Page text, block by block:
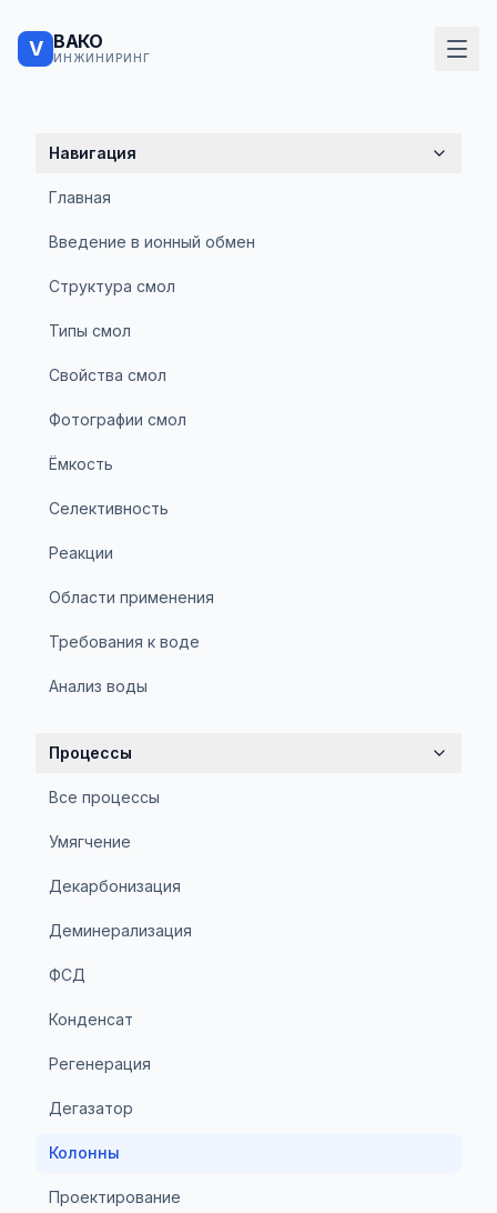
V ВАКО
ИНЖИНИРИНГ
Навигация
Главная
Введение в ионный обмен
Структура смол
Типы смол
Свойства смол
Фотографии смол
Ёмкость
Селективность
Реакции
Области применения
Требования к воде
Анализ воды
Процессы
Все процессы
Умягчение
Декарбонизация
Деминерализация
ФСД
Конденсат
Регенерация
Дегазатор
Колонны
Проектирование